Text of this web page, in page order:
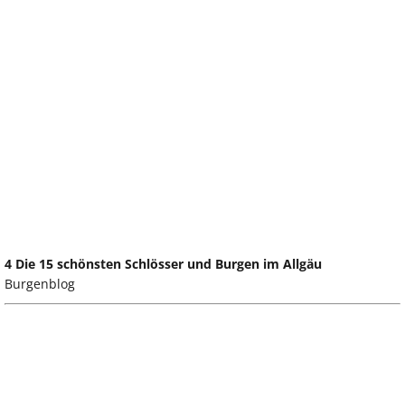
4 Die 15 schönsten Schlösser und Burgen im Allgäu
Burgenblog